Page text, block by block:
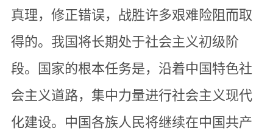
真理，修正错误，战胜许多艰难险阻而取
得的。我国将长期处于社会主义初级阶
段。国家的根本任务是，沿着中国特色社
会主义道路，集中力量进行社会主义现代
化建设。中国各族人民将继续在中国共产